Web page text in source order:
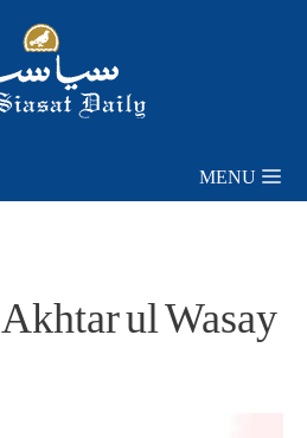
MENU
Akhtar ul Wasay